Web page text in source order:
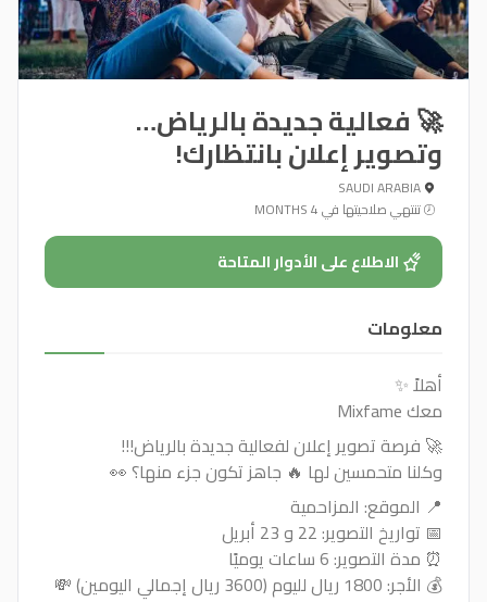
🚀 فعالية جديدة بالرياض…
وتصوير إعلان بانتظارك!
SAUDI ARABIA
تنتهي صلاحيتها في 4 MONTHS
الاطلاع على الأدوار المتاحة
معلومات
أهلاً ✨
معك Mixfame
🚀 فرصة تصوير إعلان لفعالية جديدة بالرياض!!!
وكلنا متحمسين لها 🔥 جاهز تكون جزء منها؟ 👀
📍 الموقع: المزاحمية
📅 تواريخ التصوير: 22 و 23 أبريل
⏰ مدة التصوير: 6 ساعات يوميًا
💰 الأجر: 1800 ريال لليوم (3600 ريال إجمالي اليومين) 💸